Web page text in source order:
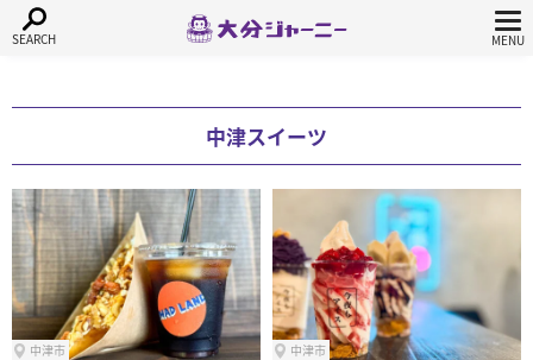
中津スイーツ
中津市
中津市